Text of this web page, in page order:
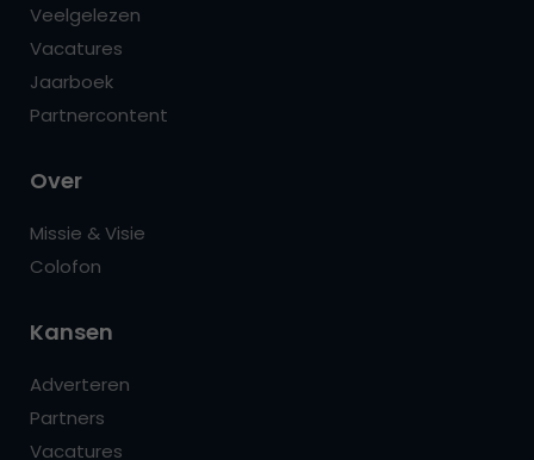
Veelgelezen
Vacatures
Jaarboek
Partnercontent
Over
Missie & Visie
Colofon
Kansen
Adverteren
Partners
Vacatures